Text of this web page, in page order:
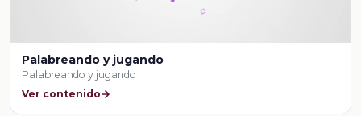
Palabreando y jugando
Palabreando y jugando
Ver contenido